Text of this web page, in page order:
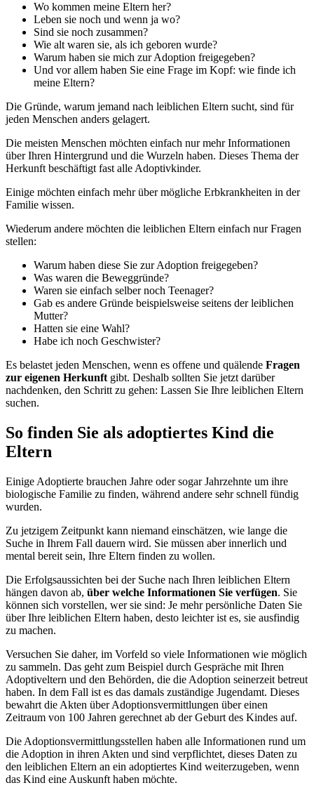
Wo kommen meine Eltern her?
Leben sie noch und wenn ja wo?
Sind sie noch zusammen?
Wie alt waren sie, als ich geboren wurde?
Warum haben sie mich zur Adoption freigegeben?
Und vor allem haben Sie eine Frage im Kopf: wie finde ich
meine Eltern?
Die Gründe, warum jemand nach leiblichen Eltern sucht, sind für
jeden Menschen anders gelagert.
Die meisten Menschen möchten einfach nur mehr Informationen
über Ihren Hintergrund und die Wurzeln haben. Dieses Thema der
Herkunft beschäftigt fast alle Adoptivkinder.
Einige möchten einfach mehr über mögliche Erbkrankheiten in der
Familie wissen.
Wiederum andere möchten die leiblichen Eltern einfach nur Fragen
stellen:
Warum haben diese Sie zur Adoption freigegeben?
Was waren die Beweggründe?
Waren sie einfach selber noch Teenager?
Gab es andere Gründe beispielsweise seitens der leiblichen
Mutter?
Hatten sie eine Wahl?
Habe ich noch Geschwister?
Es belastet jeden Menschen, wenn es offene und quälende Fragen
zur eigenen Herkunft gibt. Deshalb sollten Sie jetzt darüber
nachdenken, den Schritt zu gehen: Lassen Sie Ihre leiblichen Eltern
suchen.
So finden Sie als adoptiertes Kind die
Eltern
Einige Adoptierte brauchen Jahre oder sogar Jahrzehnte um ihre
biologische Familie zu finden, während andere sehr schnell fündig
wurden.
Zu jetzigem Zeitpunkt kann niemand einschätzen, wie lange die
Suche in Ihrem Fall dauern wird. Sie müssen aber innerlich und
mental bereit sein, Ihre Eltern finden zu wollen.
Die Erfolgsaussichten bei der Suche nach Ihren leiblichen Eltern
hängen davon ab, über welche Informationen Sie verfügen. Sie
können sich vorstellen, wer sie sind: Je mehr persönliche Daten Sie
über Ihre leiblichen Eltern haben, desto leichter ist es, sie ausfindig
zu machen.
Versuchen Sie daher, im Vorfeld so viele Informationen wie möglich
zu sammeln. Das geht zum Beispiel durch Gespräche mit Ihren
Adoptiveltern und den Behörden, die die Adoption seinerzeit betreut
haben. In dem Fall ist es das damals zuständige Jugendamt. Dieses
bewahrt die Akten über Adoptionsvermittlungen über einen
Zeitraum von 100 Jahren gerechnet ab der Geburt des Kindes auf.
Die Adoptionsvermittlungsstellen haben alle Informationen rund um
die Adoption in ihren Akten und sind verpflichtet, dieses Daten zu
den leiblichen Eltern an ein adoptiertes Kind weiterzugeben, wenn
das Kind eine Auskunft haben möchte.